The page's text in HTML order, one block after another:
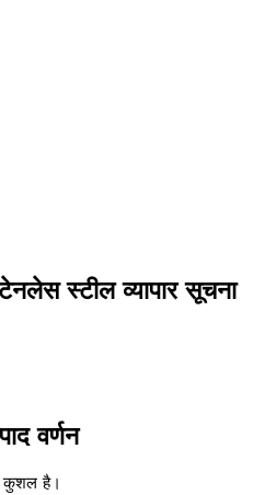
स्टील व्यापार सूचना
वर्णन
कुशल है।